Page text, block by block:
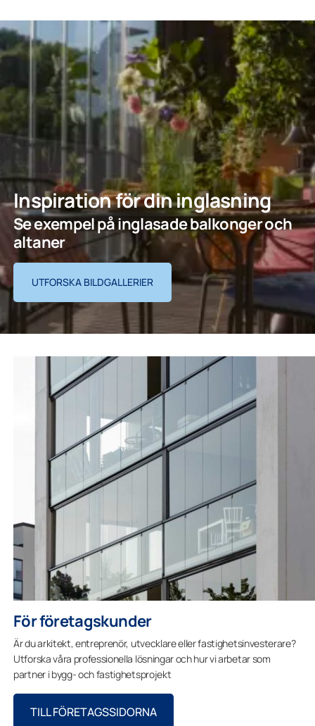
Inspiration för din inglasning
Se exempel på inglasade balkonger och
altaner
UTFORSKA BILDGALLERIER
För företagskunder
Är du arkitekt, entreprenör, utvecklare eller fastighetsinvesterare?
Utforska våra professionella lösningar och hur vi arbetar som
partner i bygg- och fastighetsprojekt
TILL FÖRETAGSSIDORNA